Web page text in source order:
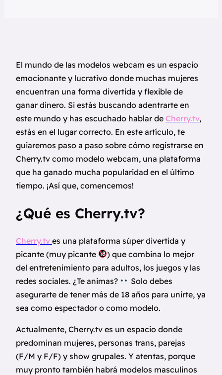
El mundo de las modelos webcam es un espacio
emocionante y lucrativo donde muchas mujeres
encuentran una forma divertida y flexible de
ganar dinero. Si estás buscando adentrarte en
este mundo y has escuchado hablar de Cherry.tv,
estás en el lugar correcto. En este artículo, te
guiaremos paso a paso sobre cómo registrarse en
Cherry.tv como modelo webcam, una plataforma
que ha ganado mucha popularidad en el último
tiempo. ¡Así que, comencemos!
¿Qué es Cherry.tv?
Cherry.tv es una plataforma súper divertida y
picante (muy picante
) que combina lo mejor
del entretenimiento para adultos, los juegos y las
redes sociales. ¿Te animas?
Solo debes
asegurarte de tener más de 18 años para unirte, ya
sea como espectador o como modelo.
Actualmente, Cherry.tv es un espacio donde
predominan mujeres, personas trans, parejas
(F/M y F/F) y show grupales. Y atentas, porque
muy pronto también habrá modelos masculinos